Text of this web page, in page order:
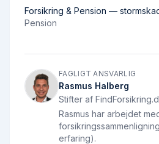
Forsikring & Pension —
Pension
FAGLIGT ANSVARLIG
Rasmus Halberg
Stifter af
Rasmus har arbejdet
erfaring).